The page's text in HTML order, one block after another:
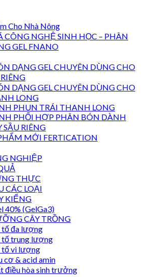
Cho Nhà Nông
CÔNG NGHỆ SINH HỌC – PHÂN
GEL FNANO
DẠNG GEL CHUYÊN DÙNG CHO
DẠNG GEL CHUYÊN DÙNG CHO
LONG
PHUN TRÁI THANH LONG
PHỐI HỢP PHÂN BÓN DÀNH
SẦU RIÊNG
MỚI FERTICATION
NGHIỆP
THỰC
CÁC LOẠI
KIỂNG
40% (GelGa3)
CÂY TRỒNG
tố đa lượng
tố trung lượng
tố vi lượng
cơ & acid amin
điều hòa sinh trưởng